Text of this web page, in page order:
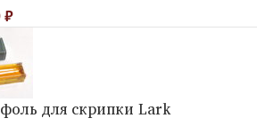
₽
для скрипки Lark